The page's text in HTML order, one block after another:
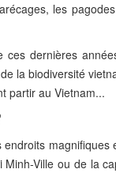
les
dernières
la biodiversité
partir au Vietnam...
magnifiques
Ville ou de la